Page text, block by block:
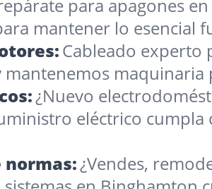
para apagones
mantener lo
Cableado experto
¿Nuevo
eléctrico
¿Vendes,